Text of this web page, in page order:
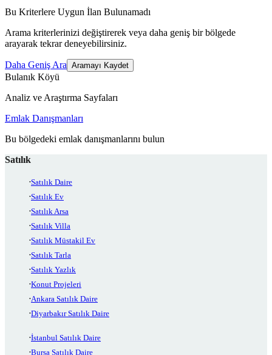
Bu Kriterlere Uygun İlan Bulunamadı
Arama kriterlerinizi değiştirerek veya daha geniş bir bölgede
arayarak tekrar deneyebilirsiniz.
Daha Geniş Ara Aramayı Kaydet
Bulanık Köyü
Analiz ve Araştırma Sayfaları
Emlak Danışmanları
Bu bölgedeki emlak danışmanlarını bulun
Satılık
Satılık Daire
Satılık Ev
Satılık Arsa
Satılık Villa
Satılık Müstakil Ev
Satılık Tarla
Satılık Yazlık
Konut Projeleri
Ankara Satılık Daire
Diyarbakır Satılık Daire
İstanbul Satılık Daire
Bursa Satılık Daire